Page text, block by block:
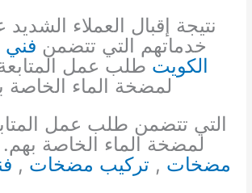
نتيجة إقبال العملاء
خدماتهم التي تتضمن
الكويت طلب عمل
لمضخة الماء الخاصة
التي تتضمن طلب عمل
لمضخة الماء الخاصة بهم.
مضخات , تركيب مضخات,